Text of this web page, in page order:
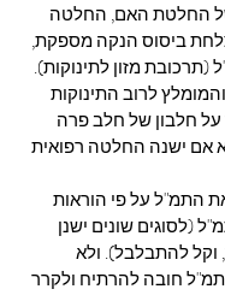
החלטת האם, החלטה
ביסוס הנקה מספקת,
(תרכובת מזון לתינוקות).
לרוב התינוקות
חלבון של חלב פרה
אם ישנה החלטה רפואית
התמ"ל על פי הוראות
(לסוגים שונים ישנן
וקל להתבלבל). ולא
חובה להרתיח ולקרר